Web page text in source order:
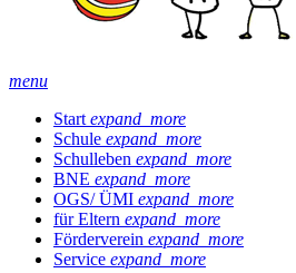
menu
Start expand_more
Schule expand_more
Schulleben expand_more
BNE expand_more
OGS/ ÜMI expand_more
für Eltern expand_more
Förderverein expand_more
Service expand_more